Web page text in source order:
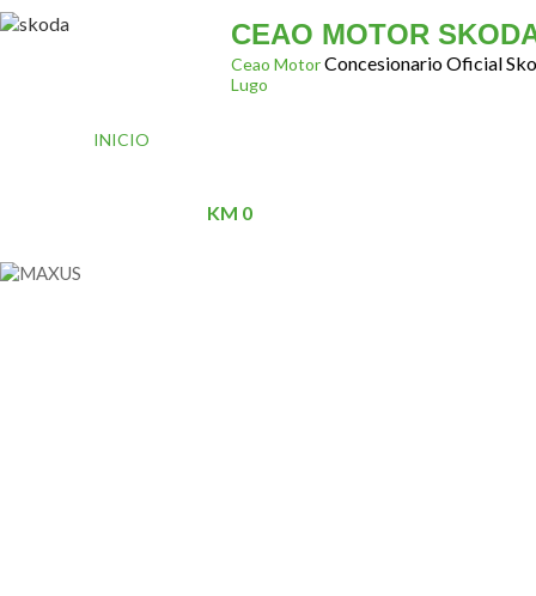
CEAO MOTOR
Ceao MotorConcesionario Oficial
Lugo
INICIO
KM 0